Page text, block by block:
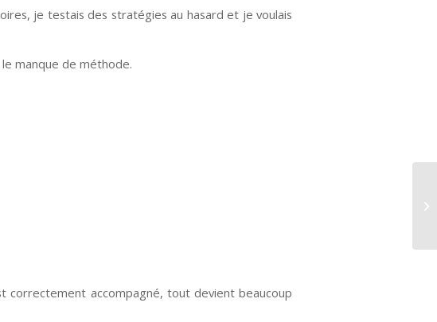
je testais des stratégies au hasard et je voulais
manque de méthode.
correctement accompagné, tout devient beaucoup